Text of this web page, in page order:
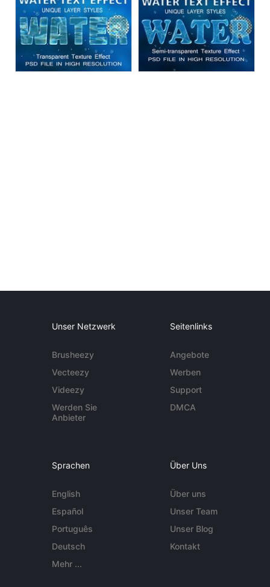
Unser Netzwerk
Brusheezy
Vecteezy
Videezy
Werden Sie
Anbieter
Seitenlinks
Angebote
Werben
Support
DMCA
Sprachen
English
Español
Português
Deutsch
Mehr ...
Über Uns
Über uns
Unser Team
Unser Blog
Kontakt